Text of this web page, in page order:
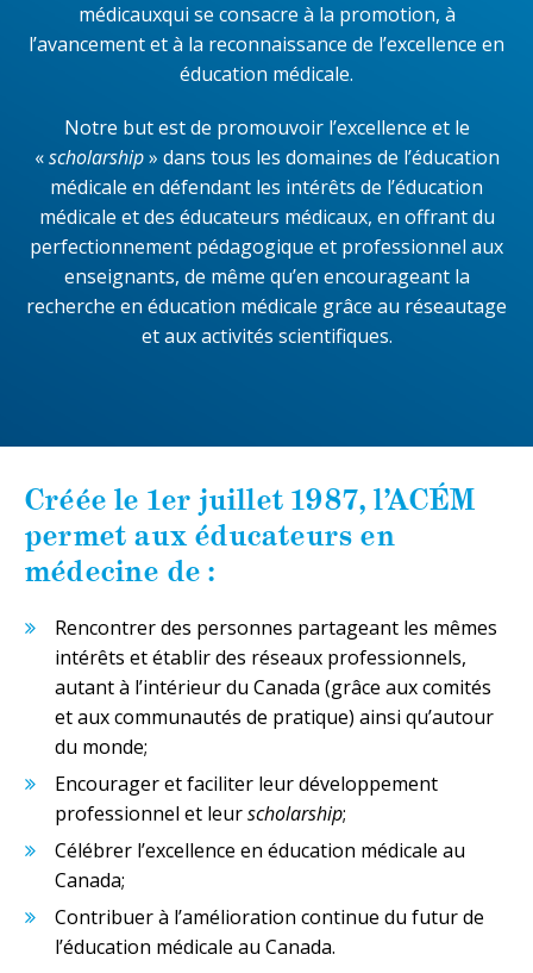
médicauxqui se consacre à la promotion, à
l’avancement et à la reconnaissance de l’excellence en
éducation médicale.
Notre but est de promouvoir l’excellence et le
«scholarship» dans tous les domaines de l’éducation
médicale en défendant les intérêts de l’éducation
médicale et des éducateurs médicaux, en offrant du
perfectionnement pédagogique et professionnel aux
enseignants, de même qu’en encourageant la
recherche en éducation médicale grâce au réseautage
et aux activités scientifiques.
Créée le 1er juillet 1987, l’ACÉM
permet aux éducateurs en
médecine de :
Rencontrer des personnes partageant les mêmes
intérêts et établir des réseaux professionnels,
autant à l’intérieur du Canada (grâce aux comités
et aux communautés de pratique) ainsi qu’autour
du monde;
Encourager et faciliter leur développement
professionnel et leurscholarship;
Célébrer l’excellence en éducation médicale au
Canada;
Contribuer à l’amélioration continue du futur de
l’éducation médicale au Canada.